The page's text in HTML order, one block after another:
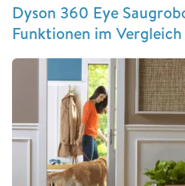
Dyson 360 Eye
Funktionen im Vergleich